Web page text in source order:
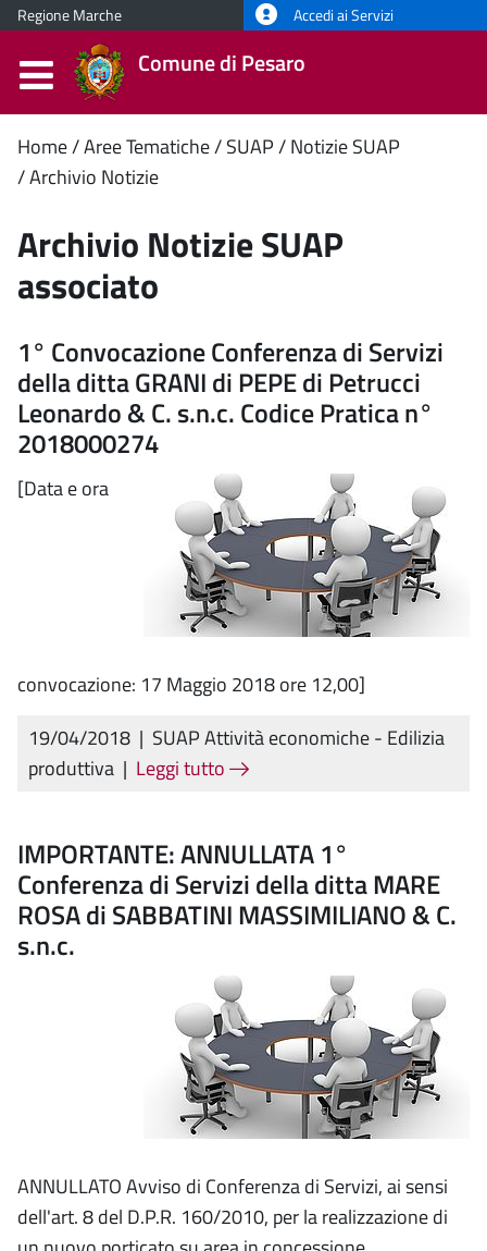
Regione Marche Accedi ai Servizi
Comune di Pesaro
Contenuto
Home Aree Tematiche SUAP
Notizie SUAP
Archivio Notizie
Archivio Notizie SUAP
associato
1° Convocazione Conferenza di Servizi
della ditta GRANI di PEPE di Petrucci
Leonardo & C. s.n.c. Codice Pratica n°
2018000274
[Data e ora
convocazione: 17 Maggio 2018 ore 12,00]
19/04/2018 | SUAP Attività economiche - Edilizia
produttiva | Leggi tutto
IMPORTANTE: ANNULLATA 1°
Conferenza di Servizi della ditta MARE
ROSA di SABBATINI MASSIMILIANO & C.
s.n.c.
ANNULLATO Avviso di Conferenza di Servizi, ai sensi
dell'art. 8 del D.P.R. 160/2010, per la realizzazione di